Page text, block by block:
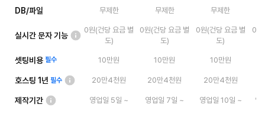
DB/파일 무제한 무제한 무제한
실시간 문자 기능
0원(건당 요금 별
도)
0원(건당 요금 별
도)
0원(건당 요금 별
도)
0원
셋팅비용 필수 10만원 10만원 10만원
호스팅 1년 필수 20만4천원 20만4천원 20만4천원
제작기간 영업일 5일 ~ 영업일 7일 ~ 영업일 10일 ~ 영